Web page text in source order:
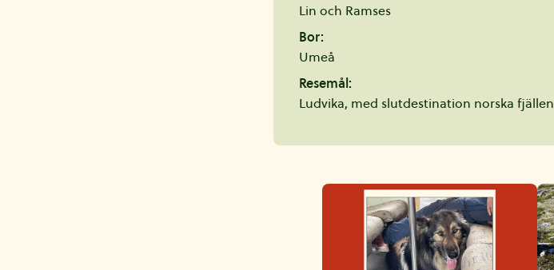
Lin och Ramses
Bor:
Umeå
Resemål:
Ludvika, med slutdestination norska fjällen